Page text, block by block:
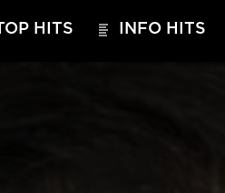
HITS INFO HITS